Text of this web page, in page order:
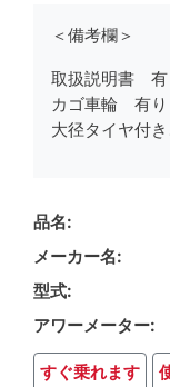
＜備考欄＞
取扱説明書 有
カゴ車輪 有り
大径タイヤ付
品名
メーカー名
型式
アワーメーター
すぐ乗れます